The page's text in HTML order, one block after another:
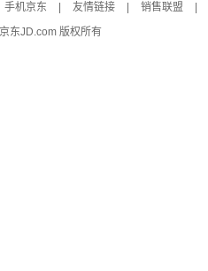
手机京东 友情链接 销售联盟
京东JD.com 版权所有